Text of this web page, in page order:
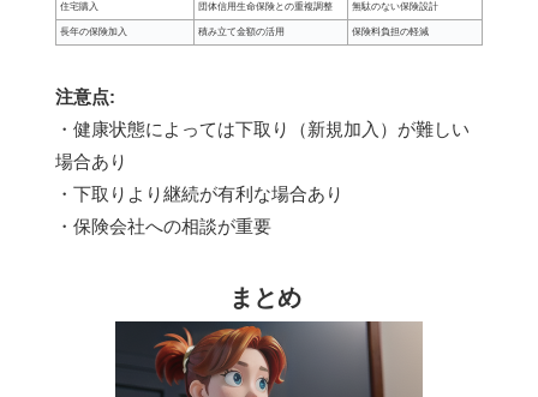
住宅購入 団体信用生命保険との重複調整 無駄のない保険設計
長年の保険加入 積み立て金額の活用 保険料負担の軽減
注意点:
・健康状態によっては下取り（新規加入）が難しい
場合あり
・下取りより継続が有利な場合あり
・保険会社への相談が重要
まとめ